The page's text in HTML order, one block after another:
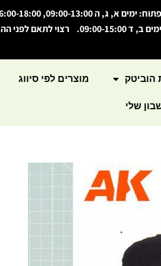
פתוח: ימים א, ג, ה 09:00-13:00, 16:00-18:00
ימים ב, ד 09:00-15:00. רצוי לתאם לפני ההגעה
הוביטק מוצרים לפי סיווג
שלי